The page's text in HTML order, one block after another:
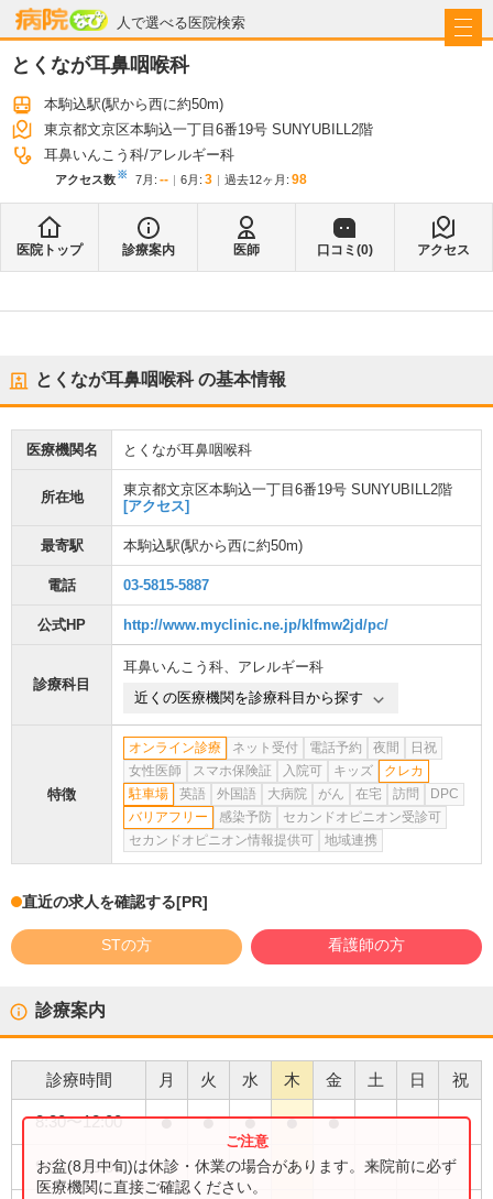
人で選べる医院検索
病院なび
とくなが耳鼻咽喉科
本駒込駅(駅から西に約50m)
東京都文京区本駒込一丁目6番19号 SUNYUBILL2階
耳鼻いんこう科 アレルギー科
アクセス数※ 7月 : -- 6月 : 3 過去12ヶ月: 98
医院トップ 診療案内 医師 口コミ(0) アクセス
とくなが耳鼻咽喉科の基本情報
医療機関名 とくなが耳鼻咽喉科
所在地
東京都文京区本駒込一丁目6番19号 SUNYUBILL2階
[アクセス]
最寄駅 本駒込駅(駅から西に約50m)
電話 03-5815-5887
公式HP http://www.myclinic.ne.jp/klfmw2jd/pc/
診療科目
耳鼻いんこう科、 アレルギー科
近くの医療機関を診療科目から探す
特徴
オンライン診療 ネット受付 電話予約 夜間
日祝
女性医師
スマホ保険証 入院可 キッズ
クレカ
駐車場
英語 外国語 大病院 がん 在宅 訪問
DPC
バリアフリー
感染予防
セカンドオピニオン受診可
セカンドオピニオン情報提供可
地域連携
直近の求人を確認する[PR]
STの方 看護師の方
診療案内
診療時間 月 火 水 木 金 土 日 祝
8:30〜12:00 ● ● ● ● ●
9:00〜13:00 ●
お盆(8月中旬)は休診・休業の場合があります。来院前に必ず
医療機関に直接ご確認ください。